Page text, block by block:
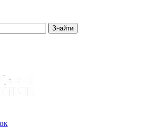
Знайти